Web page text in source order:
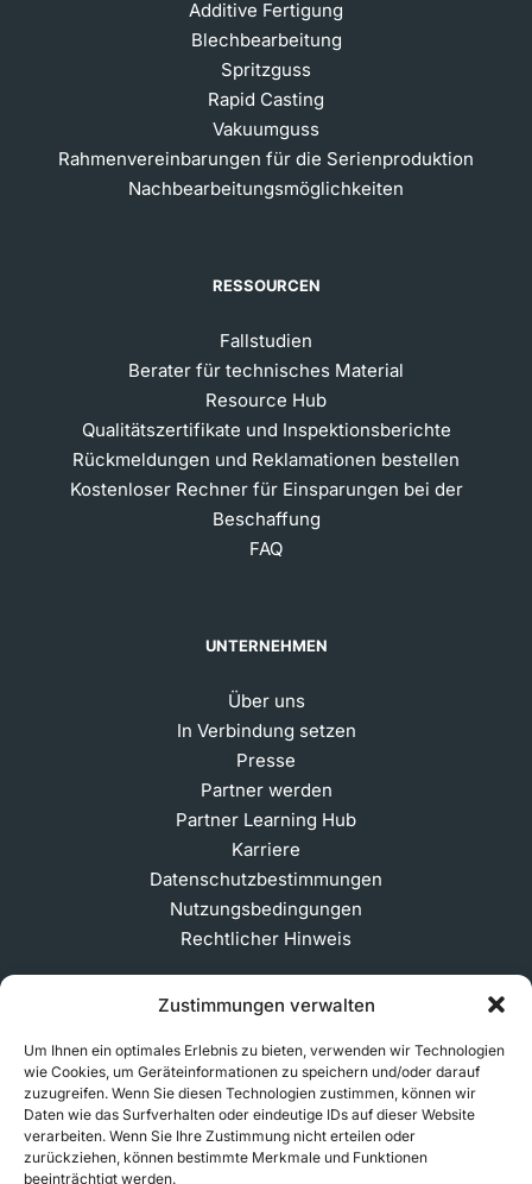
Zustimmungen verwalten
Um Ihnen ein optimales Erlebnis zu bieten, verwenden wir Technologien
wie Cookies, um Geräteinformationen zu speichern und/oder darauf
zuzugreifen. Wenn Sie diesen Technologien zustimmen, können wir
Daten wie das Surfverhalten oder eindeutige IDs auf dieser Website
verarbeiten. Wenn Sie Ihre Zustimmung nicht erteilen oder
zurückziehen, können bestimmte Merkmale und Funktionen
beeinträchtigt werden.
Additive Fertigung
Blechbearbeitung
Spritzguss
Rapid Casting
Vakuumguss
Rahmenvereinbarungen für die Serienproduktion
Nachbearbeitungsmöglichkeiten
RESSOURCEN
Fallstudien
Berater für technisches Material
Resource Hub
Qualitätszertifikate und Inspektionsberichte
Rückmeldungen und Reklamationen bestellen
Kostenloser Rechner für Einsparungen bei der
Beschaffung
FAQ
UNTERNEHMEN
Über uns
In Verbindung setzen
Presse
Partner werden
Partner Learning Hub
Karriere
Datenschutzbestimmungen
Nutzungsbedingungen
Rechtlicher Hinweis
© 2026 MakerVerse Greifswalder Straße 155, 10409
Berlin, Deutschland